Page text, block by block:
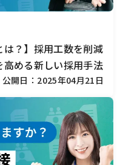
？】 採用工数を削減
高める新しい採用手法
公開日：2025年04月21日